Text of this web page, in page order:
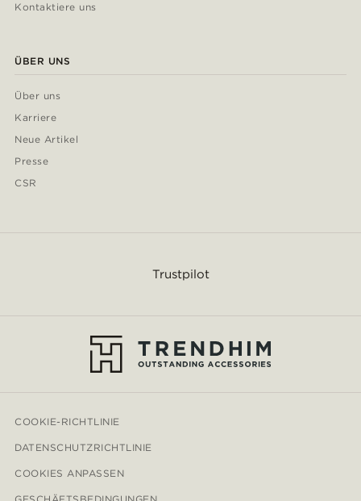
Kontaktiere uns
ÜBER UNS
Über uns
Karriere
Neue Artikel
Presse
CSR
Trustpilot
COOKIE-RICHTLINIE
DATENSCHUTZRICHTLINIE
COOKIES ANPASSEN